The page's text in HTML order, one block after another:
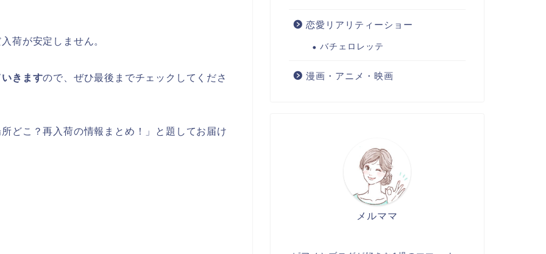
荷が安定しません。
きますので、ぜひ最後までチェックしてくださ
どこ？再入荷の情報まとめ！」と題してお届け
恋愛リアリティーショー
バチェロレッテ
漫画・アニメ・映画
メルママ